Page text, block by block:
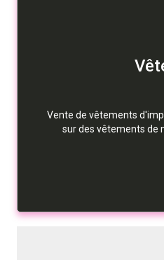
Vente de vêtements
sur des vêtements de